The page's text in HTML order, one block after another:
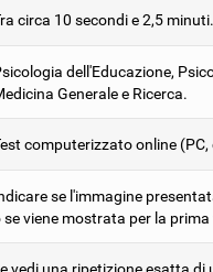
circa 10 secondi e 2,5 minuti.
dell'Educazione,
Generale e Ricerca.
computerizzato online
se l'immagine
se viene mostrata per la